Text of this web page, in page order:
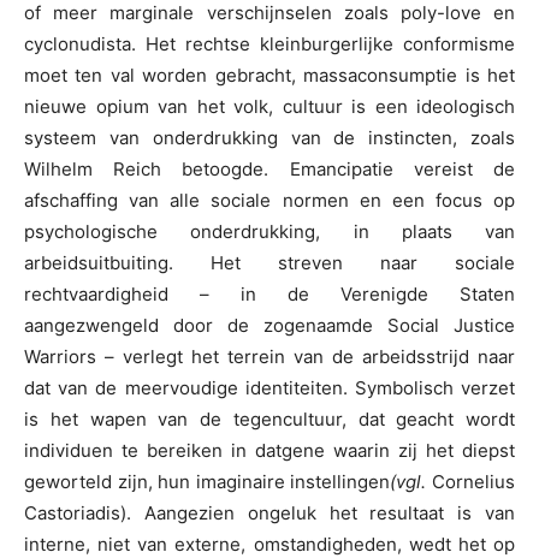
of meer marginale verschijnselen zoals poly-love en
cyclonudista. Het rechtse kleinburgerlijke conformisme
moet ten val worden gebracht, massaconsumptie is het
nieuwe opium van het volk, cultuur is een ideologisch
systeem van onderdrukking van de instincten, zoals
Wilhelm Reich betoogde. Emancipatie vereist de
afschaffing van alle sociale normen en een focus op
psychologische onderdrukking, in plaats van
arbeidsuitbuiting. Het streven naar sociale
rechtvaardigheid – in de Verenigde Staten
aangezwengeld door de zogenaamde Social Justice
Warriors – verlegt het terrein van de arbeidsstrijd naar
dat van de meervoudige identiteiten. Symbolisch verzet
is het wapen van de tegencultuur, dat geacht wordt
individuen te bereiken in datgene waarin zij het diepst
geworteld zijn, hun imaginaire instellingen(vgl. Cornelius
Castoriadis). Aangezien ongeluk het resultaat is van
interne, niet van externe, omstandigheden, wedt het op